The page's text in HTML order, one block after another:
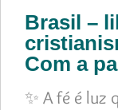
Brasil –
Com a
✨ A fé é luz